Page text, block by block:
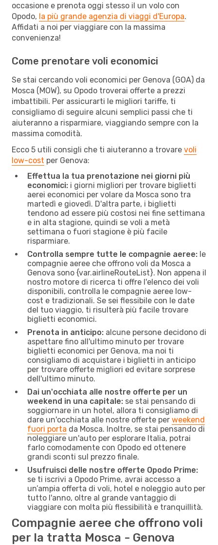
occasione e prenota oggi stesso il un volo con
Opodo, la più grande agenzia di viaggi d'Europa.
Affidati a noi per viaggiare con la massima
convenienza!
Come prenotare voli economici
Se stai cercando voli economici per Genova (GOA) da
Mosca (MOW), su Opodo troverai offerte a prezzi
imbattibili. Per assicurarti le migliori tariffe, ti
consigliamo di seguire alcuni semplici passi che ti
aiuteranno a risparmiare, viaggiando sempre con la
massima comodità.
Ecco 5 utili consigli che ti aiuteranno a trovare voli
low-cost per Genova:
Effettua la tua prenotazione nei giorni più
economici: i giorni migliori per trovare biglietti
aerei economici per volare da Mosca sono tra
martedì e giovedì. D'altra parte, i biglietti
tendono ad essere più costosi nei fine settimana
e in alta stagione, quindi se voli a metà
settimana o fuori stagione è più facile
risparmiare.
Controlla sempre tutte le compagnie aeree: le
compagnie aeree che offrono voli da Mosca a
Genova sono {​var.airlineRouteList}. Non appena il
nostro motore di ricerca ti offre l'elenco dei voli
disponibili, controlla le compagnie aeree low-
cost e tradizionali. Se sei flessibile con le date
del tuo viaggio, ti risulterà più facile trovare
biglietti economici.
Prenota in anticipo: alcune persone decidono di
aspettare fino all'ultimo minuto per trovare
biglietti economici per Genova, ma noi ti
consigliamo di acquistare i biglietti in anticipo
per trovare offerte migliori ed evitare sorprese
dell'ultimo minuto.
Dai un'occhiata alle nostre offerte per un
weekend in una capitale: se stai pensando di
soggiornare in un hotel, allora ti consigliamo di
dare un'occhiata alle nostre offerte per weekend
fuori porta da Mosca. Inoltre, se stai pensando di
noleggiare un'auto per esplorare Italia, potrai
farlo comodamente con Opodo ed ottenere
grandi sconti sul prezzo finale.
Usufruisci delle nostre offerte Opodo Prime:
se ti iscrivi a Opodo Prime, avrai accesso a
un’ampia offerta di voli, hotel e noleggio auto per
tutto l'anno, oltre al grande vantaggio di
viaggiare con molta più flessibilità e tranquillità.
Compagnie aeree che offrono voli
per la tratta Mosca - Genova